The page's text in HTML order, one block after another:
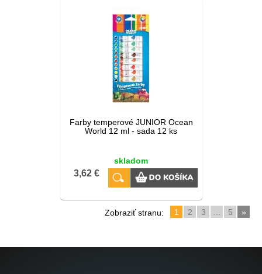
Farby temperové JUNIOR Ocean
World 12 ml - sada 12 ks
skladom
3,62 €
Zobraziť stranu: 1 2 3 5 »